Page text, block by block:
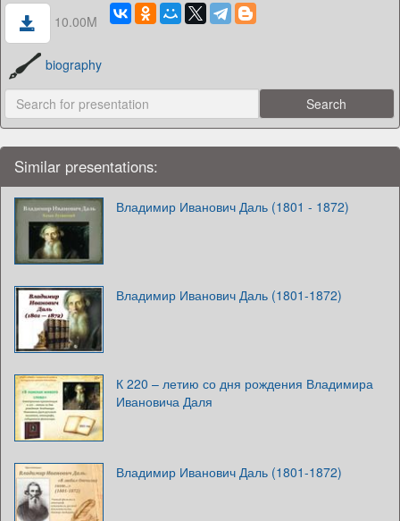
10.00M
biography
Similar presentations:
Владимир Иванович Даль (1801 - 1872)
Владимир Иванович Даль (1801-1872)
К 220 – летию со дня рождения Владимира
Ивановича Даля
Владимир Иванович Даль (1801-1872)